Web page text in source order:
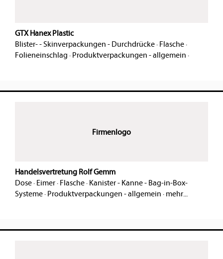
GTX Hanex Plastic
Blister- - Skinverpackungen - Durchdrücke· Flasche·
Folieneinschlag · Produktverpackungen - allgemein ·
Firmenlogo
Handelsvertretung Rolf Gemm
Dose· Eimer· Flasche· Kanister - Kanne - Bag-in-Box-
Systeme· Produktverpackungen - allgemein · mehr...